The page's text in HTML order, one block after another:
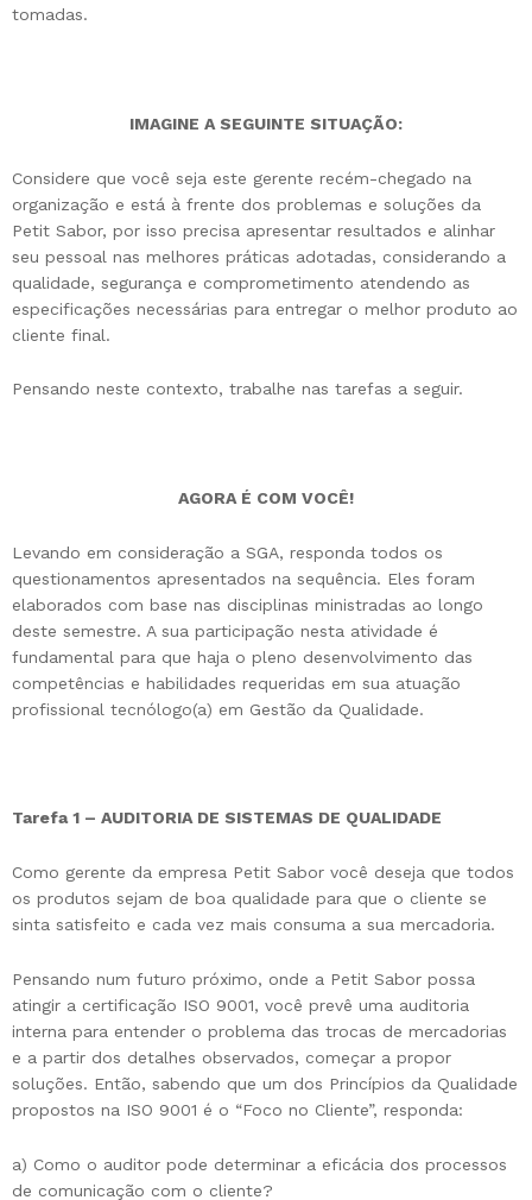
tomadas.
IMAGINE A SEGUINTE SITUAÇÃO:
Considere que você seja este gerente recém-chegado na
organização e está à frente dos problemas e soluções da
Petit Sabor, por isso precisa apresentar resultados e alinhar
seu pessoal nas melhores práticas adotadas, considerando a
qualidade, segurança e comprometimento atendendo as
especificações necessárias para entregar o melhor produto ao
cliente final.
Pensando neste contexto, trabalhe nas tarefas a seguir.
AGORA É COM VOCÊ!
Levando em consideração a SGA, responda todos os
questionamentos apresentados na sequência. Eles foram
elaborados com base nas disciplinas ministradas ao longo
deste semestre. A sua participação nesta atividade é
fundamental para que haja o pleno desenvolvimento das
competências e habilidades requeridas em sua atuação
profissional tecnólogo(a) em Gestão da Qualidade.
Tarefa 1 – AUDITORIA DE SISTEMAS DE QUALIDADE
Como gerente da empresa Petit Sabor você deseja que todos
os produtos sejam de boa qualidade para que o cliente se
sinta satisfeito e cada vez mais consuma a sua mercadoria.
Pensando num futuro próximo, onde a Petit Sabor possa
atingir a certificação ISO 9001, você prevê uma auditoria
interna para entender o problema das trocas de mercadorias
e a partir dos detalhes observados, começar a propor
soluções. Então, sabendo que um dos Princípios da Qualidade
propostos na ISO 9001 é o “Foco no Cliente”, responda:
a) Como o auditor pode determinar a eficácia dos processos
de comunicação com o cliente?